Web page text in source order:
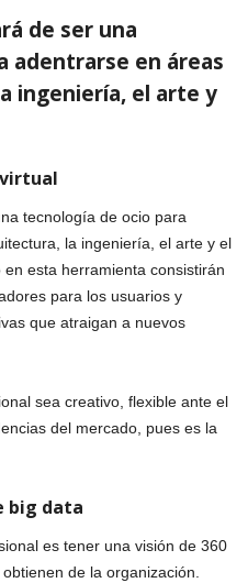
de ser una
adentrarse en áreas
ingeniería, el arte y
tecnología de ocio para
la ingeniería, el arte y el
esta herramienta consistirán
para los usuarios y
que atraigan a nuevos
sea creativo, flexible ante el
del mercado, pues es la
big data
es tener una visión de 360
de la organización.